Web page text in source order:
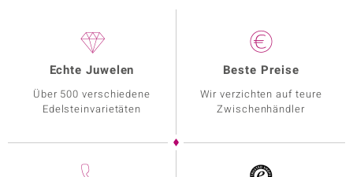
Echte Juwelen
Über 500 verschiedene
Edelsteinvarietäten
Beste Preise
Wir verzichten auf teure
Zwischenhändler